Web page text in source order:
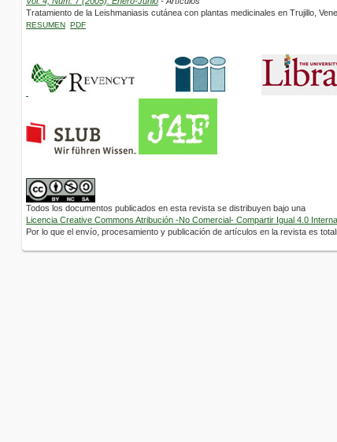
Tratamiento de la Leishmaniasis cutánea con plantas medicinales en Trujillo,
RESUMEN PDF
Todos los documentos publicados en esta revista se distribuyen bajo una
Licencia Creative Commons Atribución -No Comercial- Compartir Igual 4.0
Por lo que el envío, procesamiento y publicación de artículos en la revista es